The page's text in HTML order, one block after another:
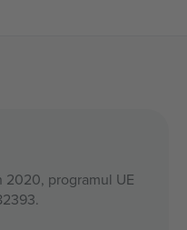
2020, programul UE